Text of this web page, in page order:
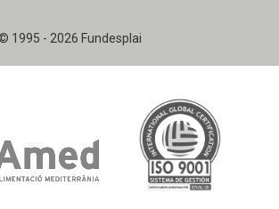
1995 - 2026 Fundesplai